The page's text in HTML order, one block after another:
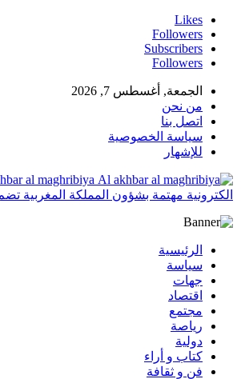
Likes
Followers
Subscribers
Followers
الجمعة, أغسطس 7, 2026
من نحن
اتصل بنا
سياسة الخصوصية
للإشهار
الكترونية مهتمة بشؤون المملكة المغربية
الرئيسية
سياسة
جهات
اقتصاد
مجتمع
رياصة
دولية
كتاب و أراء
فن و ثقافة